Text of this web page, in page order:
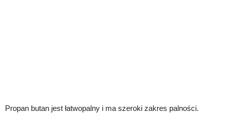
Propan butan jest łatwopalny i ma szeroki zakres palności.